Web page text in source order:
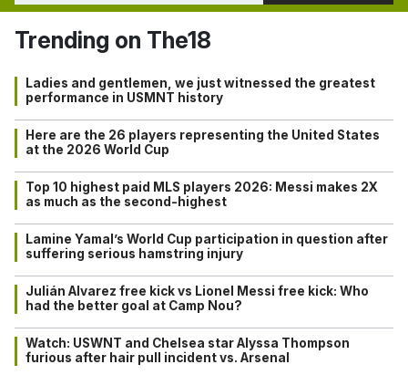
Trending on The18
Ladies and gentlemen, we just witnessed the greatest
performance in USMNT history
Here are the 26 players representing the United States
at the 2026 World Cup
Top 10 highest paid MLS players 2026: Messi makes 2X
as much as the second-highest
Lamine Yamal’s World Cup participation in question after
suffering serious hamstring injury
Julián Alvarez free kick vs Lionel Messi free kick: Who
had the better goal at Camp Nou?
Watch: USWNT and Chelsea star Alyssa Thompson
furious after hair pull incident vs. Arsenal